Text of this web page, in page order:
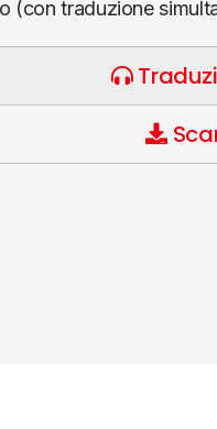
(con traduzione